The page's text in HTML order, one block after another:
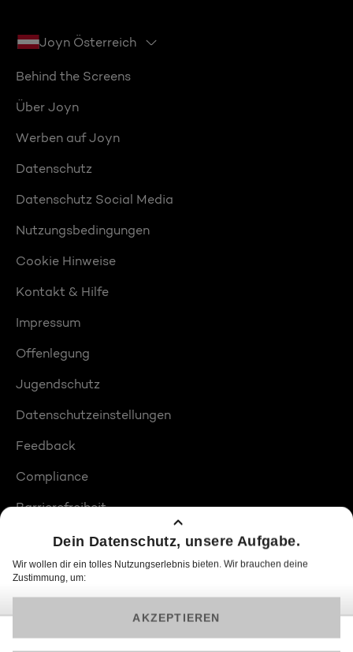
Joyn Österreich
Behind the Screens
Über Joyn
Werben auf Joyn
Datenschutz
Datenschutz Social Media
Nutzungsbedingungen
Cookie Hinweise
Kontakt & Hilfe
Impressum
Offenlegung
Jugendschutz
Datenschutzeinstellungen
Feedback
Compliance
Barrierefreiheit
Produktplatzierungen